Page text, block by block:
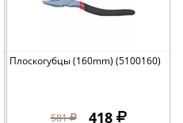
Плоскогубцы (160mm) (5100160)
581 418